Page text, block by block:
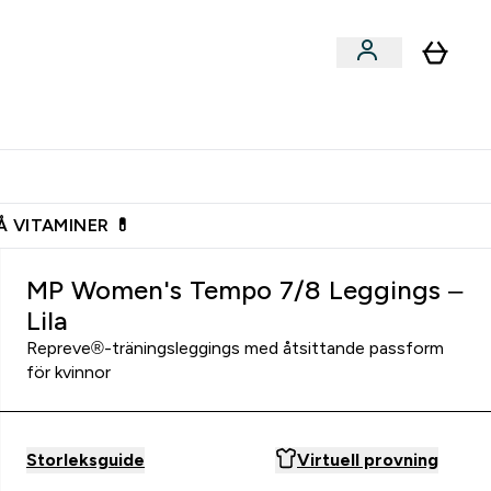
VITAMINER 💊
MP Women's Tempo 7/8 Leggings –
Lila
Repreve®-träningsleggings med åtsittande passform
för kvinnor
Storleksguide Virtuell provning